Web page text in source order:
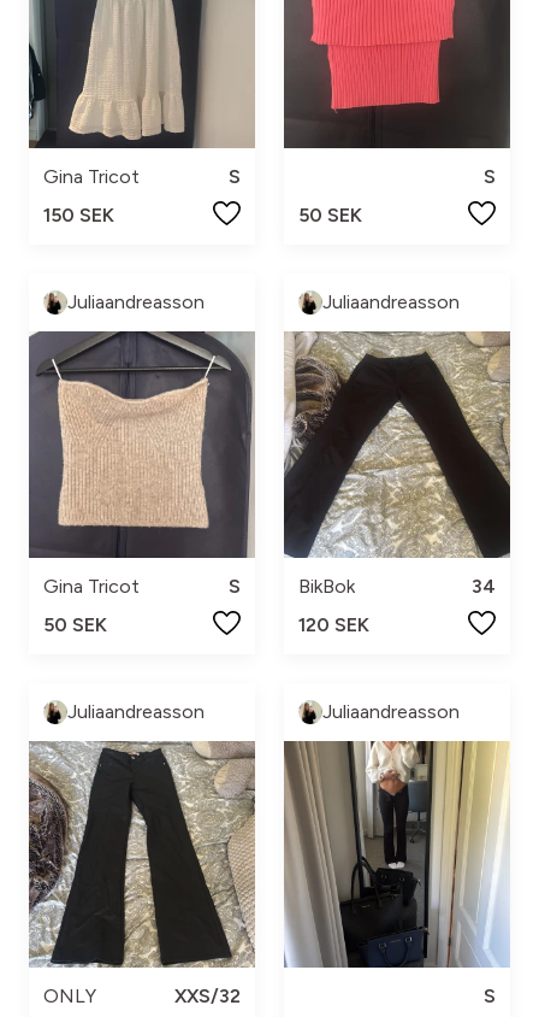
Gina Tricot
S
150 SEK
S
50 SEK
Juliaandreasson
Gina Tricot
S
50 SEK
Juliaandreasson
BikBok
34
120 SEK
Juliaandreasson
ONLY
XXS/32
Juliaandreasson
S